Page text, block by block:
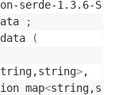
serde-1.3.6-
;
(
>,
map<